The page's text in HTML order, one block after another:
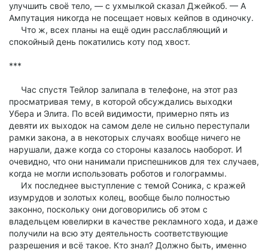
улучшить своё тело, — с ухмылкой сказал Джейкоб. — А
Ампутация никогда не посещает новых кейпов в одиночку.
Что ж, всех планы на ещё один расслабляющий и
спокойный день покатились коту под хвост.
***
Час спустя Тейлор залипала в телефоне, на этот раз
просматривая тему, в которой обсуждались выходки
Убера и Элита. По всей видимости, примерно пять из
девяти их выходок на самом деле не сильно переступали
рамки закона, а в некоторых случаях вообще ничего не
нарушали, даже когда со стороны казалось наоборот. И
очевидно, что они нанимали приспешников для тех случаев,
когда не могли использовать роботов и голограммы.
Их последнее выступление с темой Соника, с кражей
изумрудов и золотых колец, вообще было полностью
законно, поскольку они договорились об этом с
владельцем ювелирки в качестве рекламного хода, и даже
получили на всю эту деятельность соответствующие
разрешения и всё такое. Кто знал? Должно быть, именно